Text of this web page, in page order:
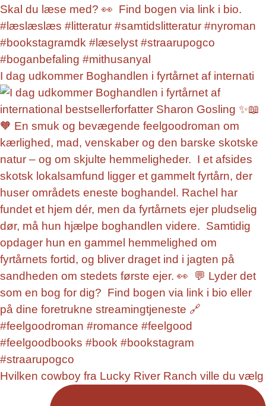
I dag udkommer Boghandlen i fyrtårnet af internati
Hvilken cowboy fra Lucky River Ranch ville du vælg